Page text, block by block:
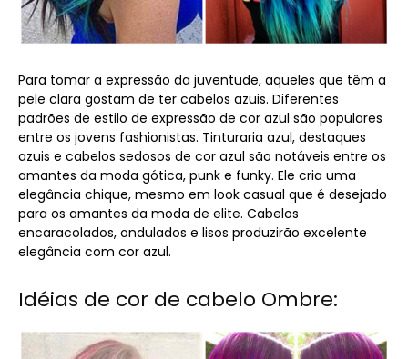
Para tomar a expressão da juventude, aqueles que têm a
pele clara gostam de ter cabelos azuis. Diferentes
padrões de estilo de expressão de cor azul são populares
entre os jovens fashionistas. Tinturaria azul, destaques
azuis e cabelos sedosos de cor azul são notáveis ​​entre os
amantes da moda gótica, punk e funky. Ele cria uma
elegância chique, mesmo em look casual que é desejado
para os amantes da moda de elite. Cabelos
encaracolados, ondulados e lisos produzirão excelente
elegância com cor azul.
Idéias de cor de cabelo Ombre: